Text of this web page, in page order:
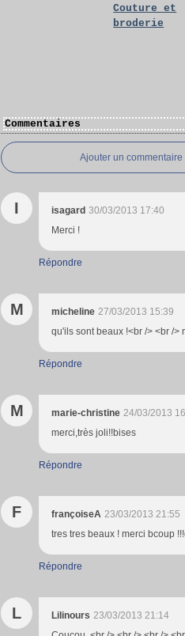
Couture et
broderie
Commentaires
Ajouter un commentaire
I isagard 30/03/2013 17:40
Merci !
Répondre
M micheline 27/03/2013 15:39
qu'ils sont beaux !<br /> <br />
Répondre
M marie-christine 24/03/2013
merci,très joli!!bises
Répondre
F françoiseA 23/03/2013 21:55
tres tres beaux ! merci bcoup
Répondre
L Lilinours 23/03/2013 21:14